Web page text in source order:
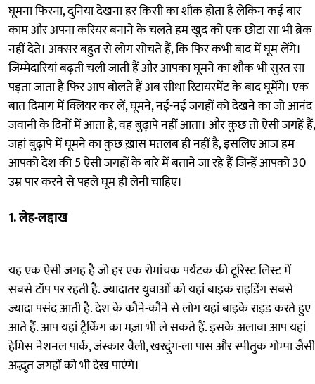
घूमना फिरना, दुनिया देखना हर किसी का शौक होता है लेकिन कई बार
काम और अपना करियर बनाने के चलते हम खुद को एक छोटा सा भी ब्रेक
नहीं देते। अक्सर बहुत से लोग सोचते हैं, कि फिर कभी बाद में घूम लेंगे।
जिम्मेदारियां बढ़ती चली जाती हैं और आपका घूमने का शौक भी सुस्त सा
पड़ता जाता है फिर आप बोलते हैं अब सीधा रिटायरमेंट के बाद घूमेंगे। एक
बात दिमाग में क्लियर कर लें, घूमने, नई-नई जगहों को देखने का जो आनंद
जवानी के दिनों में आता है, वह बुढ़ापे नहीं आता। और कुछ तो ऐसी जगहें हैं,
जहां बुढ़ापे में घूमने का कुछ ख़ास मतलब ही नहीं है, इसलिए आज हम
आपको देश की 5 ऐसी जगहों के बारे में बताने जा रहे हैं जिन्हें आपको 30
उम्र पार करने से पहले घूम ही लेनी चाहिए।
1. लेह-लद्दाख
यह एक ऐसी जगह है जो हर एक रोमांचक पर्यटक की टूरिस्ट लिस्ट में
सबसे टॉप पर रहती है. ज्यादातर युवाओं को यहां बाइक राइडिंग सबसे
ज्यादा पसंद आती है. देश के कौने-कौने से लोग यहां बाइके राइड करते हुए
आते हैं. आप यहां ट्रैकिंग का मज़ा भी ले सकते हैं. इसके अलावा आप यहां
हेमिस नेशनल पार्क, जंस्कार वैली, खरदुंग-ला पास और स्पीतुक गोम्पा जैसी
अद्भुत जगहों को भी देख पाएंगे।